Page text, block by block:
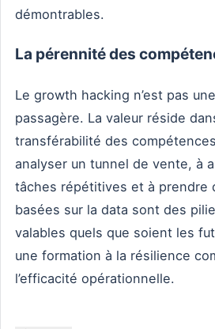
démontrables.
La pérennité des
Le growth hacking n’est pas
passagère. La valeur réside
transférabilité des
analyser un tunnel de vente, à
tâches répétitives et à prendre
basées sur la data sont des
valables quels que soient les
une formation à la résilience
l’efficacité opérationnelle.